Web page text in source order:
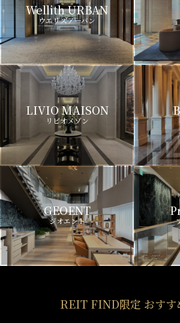
Wellith URBAN
ウエリスアーバン
LIVIO MAISON
リビオメゾン
GEOENT
ジオエント
REIT FIND限定 おすす